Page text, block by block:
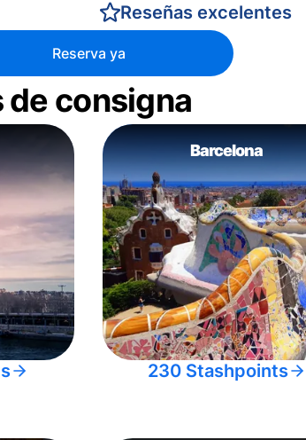
Reseñas excelentes
Reserva ya
consigna
Barcelona
230 Stashpoints